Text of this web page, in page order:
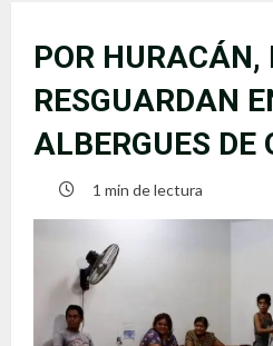
POR
RESGUARDAN
ALBERGUES DE
1 min de lectura